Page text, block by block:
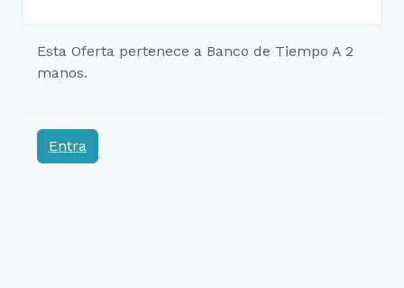
Esta Oferta pertenece a Banco de Tiempo A 2
manos.
Entra